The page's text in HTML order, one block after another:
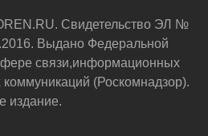
Свидетельство ЭЛ №
Выдано Федеральной
связи,информационных
(Роскомнадзор).
издание.